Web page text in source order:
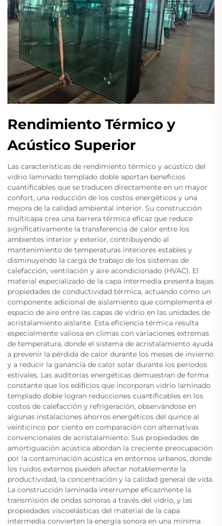
Rendimiento Térmico y
Acústico Superior
Las características de rendimiento térmico y acústico del
vidrio laminado templado doble aportan beneficios
cuantificables que se traducen directamente en un mayor
confort, una reducción de los costos energéticos y una
mejora de la calidad ambiental interior. Su construcción
multicapa crea una barrera térmica eficaz que reduce
significativamente la transferencia de calor entre los
ambientes interior y exterior, contribuyendo al
mantenimiento de temperaturas interiores estables y
disminuyendo la carga de trabajo de los sistemas de
calefacción, ventilación y aire acondicionado (HVAC). El
material especializado de la capa intermedia presenta bajas
propiedades de conductividad térmica, actuando como un
componente adicional de aislamiento que complementa el
espacio de aire entre las capas de vidrio en las unidades de
acristalamiento aislante. Esta eficiencia térmica resulta
especialmente valiosa en climas con variaciones extremas
de temperatura, donde el sistema de acristalamiento ayuda
a prevenir la pérdida de calor durante los meses de invierno
y a reducir la ganancia de calor solar durante los períodos
estivales. Las auditorías energéticas demuestran de forma
constante que los edificios que incorporan vidrio laminado
templado doble logran reducciones cuantificables en los
costos de calefacción y refrigeración, observándose en
algunas instalaciones ahorros energéticos del quince al
veinticinco por ciento en comparación con alternativas
convencionales de acristalamiento. Sus propiedades de
amortiguación acústica abordan la creciente preocupación
por la contaminación acústica en entornos urbanos, donde
los ruidos externos pueden afectar notablemente la
productividad, la concentración y la calidad general de vida.
La construcción laminada interrumpe eficazmente la
transmisión de ondas sonoras a través del vidrio, y las
propiedades viscoelásticas del material de la capa
intermedia convierten la energía sonora en una mínima